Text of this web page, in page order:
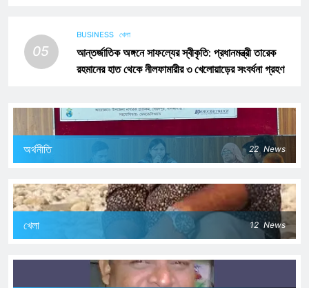
05
BUSINESS খেলা
আন্তর্জাতিক অঙ্গনে সাফল্যের স্বীকৃতি: প্রধানমন্ত্রী তারেক
রহমানের হাত থেকে নীলফামারীর ৩ খেলোয়াড়ের সংবর্ধনা গ্রহণ
অর্থনীতি 22 News
খেলা 12 News